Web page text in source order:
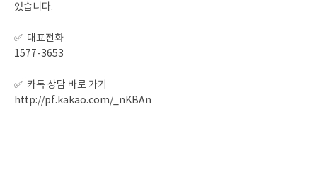
있습니다.
✅ 대표전화
1577-3653
✅ 카톡 상담 바로 가기
http://pf.kakao.com/_nKBAn